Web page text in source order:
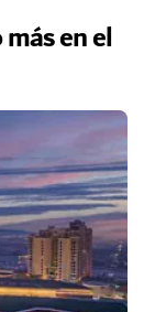
en el